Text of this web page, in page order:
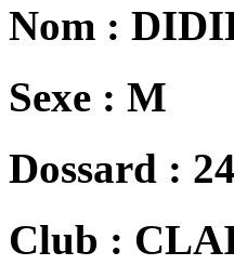
Nom :
Sexe : M
Dossard :
Club :